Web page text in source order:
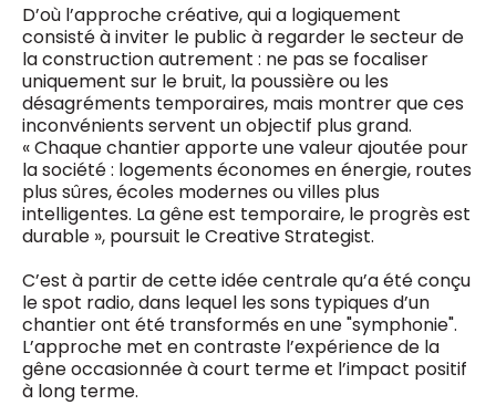
D’où l’approche créative, qui a logiquement
consisté à inviter le public à regarder le secteur de
la construction autrement : ne pas se focaliser
uniquement sur le bruit, la poussière ou les
désagréments temporaires, mais montrer que ces
inconvénients servent un objectif plus grand.
« Chaque chantier apporte une valeur ajoutée pour
la société : logements économes en énergie, routes
plus sûres, écoles modernes ou villes plus
intelligentes. La gêne est temporaire, le progrès est
durable », poursuit le Creative Strategist.
C’est à partir de cette idée centrale qu’a été conçu
le spot radio, dans lequel les sons typiques d’un
chantier ont été transformés en une "symphonie".
L’approche met en contraste l’expérience de la
gêne occasionnée à court terme et l’impact positif
à long terme.